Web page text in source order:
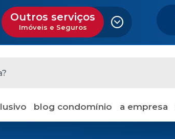
Outros serviços
Imóveis e Seguros
blog condomínio a empresa